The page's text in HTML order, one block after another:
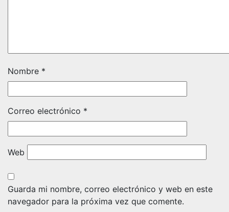
Nombre *
Correo electrónico *
Web
Guarda mi nombre, correo electrónico y web en este
navegador para la próxima vez que comente.